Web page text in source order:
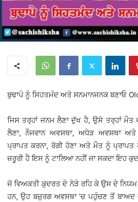
ਬੁਢਾਪੇ ਨੂੰ ਸਿਹਤਮੰਦ ਅਤੇ ਸਨਮਾਨਜਨਕ ਬਣਾਓ
ਜਿਸ ਤਰ੍ਹਾਂ ਜਨਮ ਲੈਣਾ ਦੁੱਖ ਹੈ, ਉਸੇ ਤਰ੍ਹਾਂ
ਲੈਣਾ, ਨੌਜਵਾਨ ਅਵਸਥਾ, ਅਧੇੜ ਅਵਸਥਾ
ਪ੍ਰਾਪਤ ਕਰਨਾ, ਰੋਗੀ ਹੋਣਾ ਅਤੇ ਮੌਤ ਨੂੰ ਪ੍ਰਾਪਤ
ਜ਼ਰੂਰੀ ਹੈ ਇਸ ਨੂੰ ਟਾਲਿਆ ਨਹੀਂ ਜਾ ਸਕਦਾ ਇਹ
ਜੋ ਵਿਅਕਤੀ ਕੁਦਰਤ ਦੇ ਨੇੜੇ ਰਹਿ ਕੇ ਉਸ ਦੇ
ਹਨ, ਉਹ ਬਜ਼ੁਰਗ ਅਵਸਥਾ ’ਚ ਪਹੁੰਚਣ ਤੋਂ ਬਾਅਦ